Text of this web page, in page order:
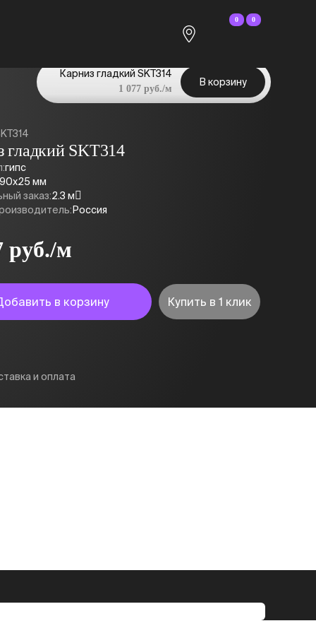
0 0
гладкий SKT314
гипс
90x25 мм
заказ:2.3 м
Россия
руб./м
в корзину Купить в 1 клик
Карниз гладкий SKT314
1 077 руб./м
В корзину
и оплата